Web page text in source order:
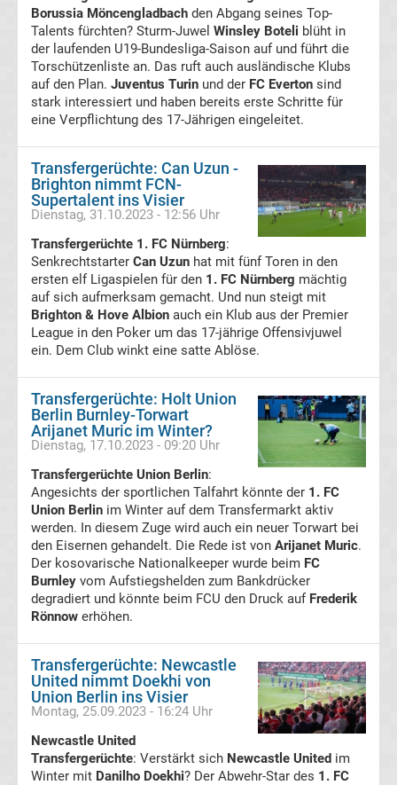
Tabelle
Premier
League
Premier
League
Tabelle
Frauen
Bundesliga
Erg.
Bundesliga
Tabelle
Ligue
Ergebnisse
1
Borussia Möncengladbach den Abgang seines Top-
Talents fürchten? Sturm-Juwel Winsley Boteli blüht in
der laufenden U19-Bundesliga-Saison auf und führt die
Torschützenliste an. Das ruft auch ausländische Klubs
auf den Plan. Juventus Turin und der FC Everton sind
stark interessiert und haben bereits erste Schritte für
eine Verpflichtung des 17-Jährigen eingeleitet.
Transfergerüchte: Can Uzun -
Brighton nimmt FCN-
Supertalent ins Visier
Dienstag, 31.10.2023 - 12:56 Uhr
Transfergerüchte 1. FC Nürnberg:
Senkrechtstarter Can Uzun hat mit fünf Toren in den
ersten elf Ligaspielen für den 1. FC Nürnberg mächtig
auf sich aufmerksam gemacht. Und nun steigt mit
Brighton & Hove Albion auch ein Klub aus der Premier
League in den Poker um das 17-jährige Offensivjuwel
ein. Dem Club winkt eine satte Ablöse.
Transfergerüchte: Holt Union
Berlin Burnley-Torwart
Arijanet Muric im Winter?
Dienstag, 17.10.2023 - 09:20 Uhr
Transfergerüchte Union Berlin:
Angesichts der sportlichen Talfahrt könnte der 1. FC
Union Berlin im Winter auf dem Transfermarkt aktiv
werden. In diesem Zuge wird auch ein neuer Torwart bei
den Eisernen gehandelt. Die Rede ist von Arijanet Muric.
Der kosovarische Nationalkeeper wurde beim FC
Burnley vom Aufstiegshelden zum Bankdrücker
degradiert und könnte beim FCU den Druck auf Frederik
Rönnow erhöhen.
Transfergerüchte: Newcastle
United nimmt Doekhi von
Union Berlin ins Visier
Montag, 25.09.2023 - 16:24 Uhr
Newcastle United
Transfergerüchte: Verstärkt sich Newcastle United im
Winter mit Danilho Doekhi? Der Abwehr-Star des 1. FC